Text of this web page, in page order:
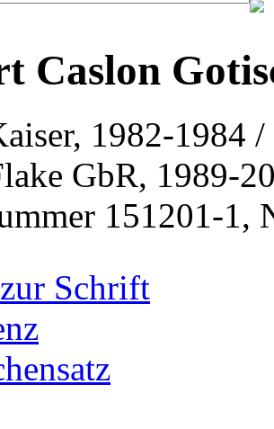
Caslon
1982-1984
GbR, 1989-
151201-1,
Schrift